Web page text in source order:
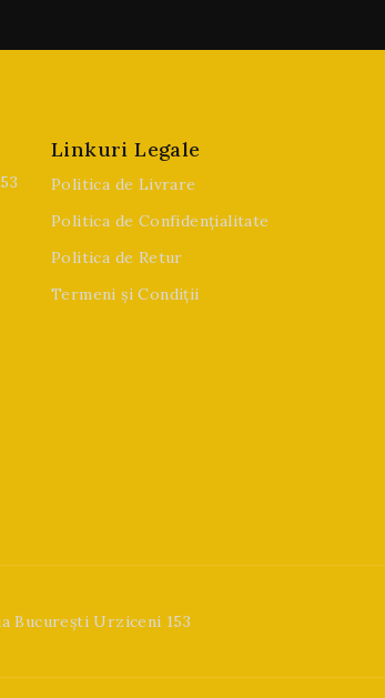
Linkuri Legale
Politica de Livrare
Politica de Confidențialitate
Politica de Retur
Termeni și Condiții
București Urziceni 153